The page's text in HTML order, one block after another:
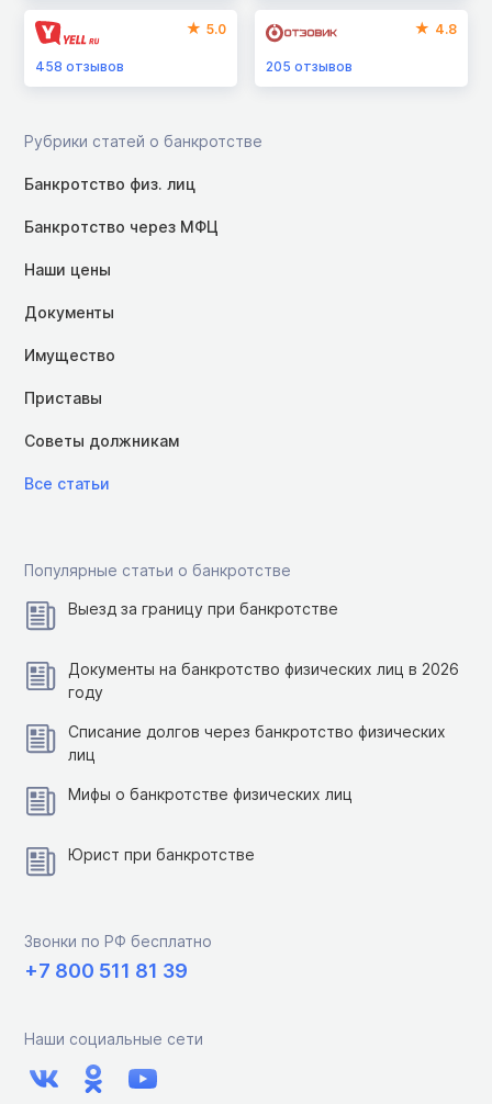
5.0
458 отзывов
4.8
205отзывов
Рубрики статей о банкротстве
Банкротство физ. лиц
Банкротство через МФЦ
Наши цены
Документы
Имущество
Приставы
Советы должникам
Все статьи
Популярные статьи о банкротстве
Выезд за границу при банкротстве
Документы на банкротство физических лиц в 2026
году
Списание долгов через банкротство физических
лиц
Мифы о банкротстве физических лиц
Юрист при банкротстве
Звонки по РФ бесплатно
+7 800 511 81 39
Наши социальные сети